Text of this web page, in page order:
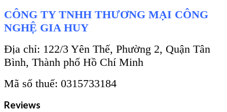
CÔNG TY TNHH THƯƠNG MẠI CÔNG
NGHỆ GIA HUY
Địa chỉ: 122/3 Yên Thế, Phường 2, Quận Tân
Bình, Thành phố Hồ Chí Minh
Mã số thuế: 0315733184
Reviews